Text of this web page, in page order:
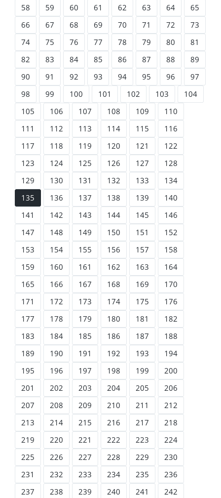
58
59 60 61 62 63 64
65
66
67 68 69 70 71 72
73
74
75 76 77 78 79 80
81
82
83 84 85 86 87 88
89
90
91 92 93 94 95 96
97
98
99 100 101 102 103
104
105
106 107 108 109
110
111
112 113 114 115
116
117
118 119 120 121
122
123
124 125 126 127
128
129
130 131 132 133
134
135
136 137 138 139
140
141
142 143 144 145
146
147
148 149 150 151
152
153
154 155 156 157
158
159
160 161 162 163
164
165
166 167 168 169
170
171
172 173 174 175
176
177
178 179 180 181
182
183
184 185 186 187
188
189
190 191 192 193
194
195
196 197 198 199
200
201
202 203 204 205
206
207
208 209 210 211
212
213
214 215 216 217
218
219
220 221 222 223
224
225
226 227 228 229
230
231
232 233 234 235
236
237
238 239 240 241
242